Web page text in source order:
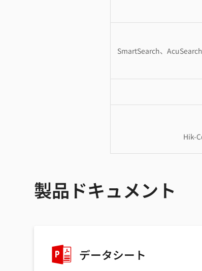
SmartSearch、
Hik-
製品ドキュメント
データシート